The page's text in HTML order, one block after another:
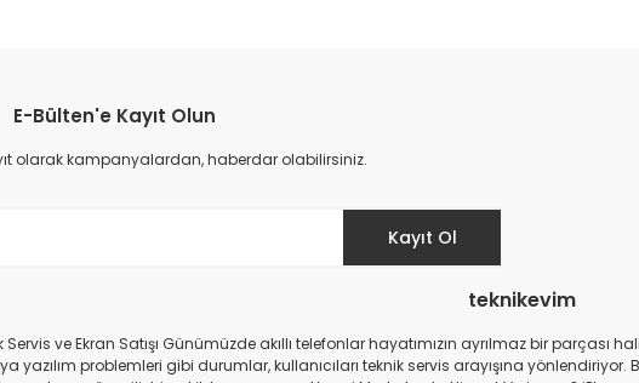
bulunuyor.
E-Bülten'e Kayıt Olun
olarak kampanyalardan, haberdar olabilirsiniz.
Kayıt Ol
teknikevim
Servis ve Ekran Satışı Günümüzde akıllı telefonlar hayatımızın ayrılmaz bir
yazılım problemleri gibi durumlar, kullanıcıları teknik servis arayışına